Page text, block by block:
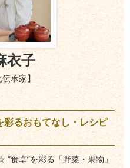
衣子
承家】
るおもてなし・レシピ
“食卓”を彩る「野菜・果物」